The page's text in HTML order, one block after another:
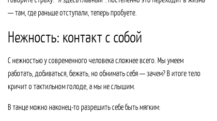
— там, где раньше отступали, теперь пробуете.
Нежность: контакт с собой
С нежностью у современного человека сложнее всего. Мы умеем
работать, добиваться, бежать, но обнимать себя — зачем? В итоге тело
кричит о тактильном голоде, а мы не слышим.
В танце можно наконец-то разрешить себе быть мягким: